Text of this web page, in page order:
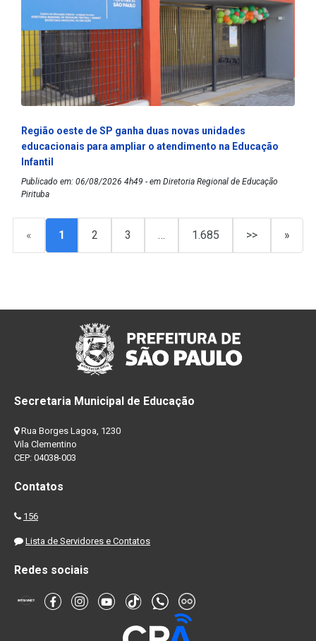
Região oeste de SP ganha duas novas unidades
educacionais para ampliar o atendimento na Educação
Infantil
Publicado em: 06/08/2026 4h49 - em Diretoria Regional de Educação
Pirituba
« 1 2 3 … 1.685 >> »
Secretaria Municipal de Educação
Rua Borges Lagoa, 1230
Vila Clementino
CEP: 04038-003
Contatos
156
Lista de Servidores e Contatos
Redes sociais